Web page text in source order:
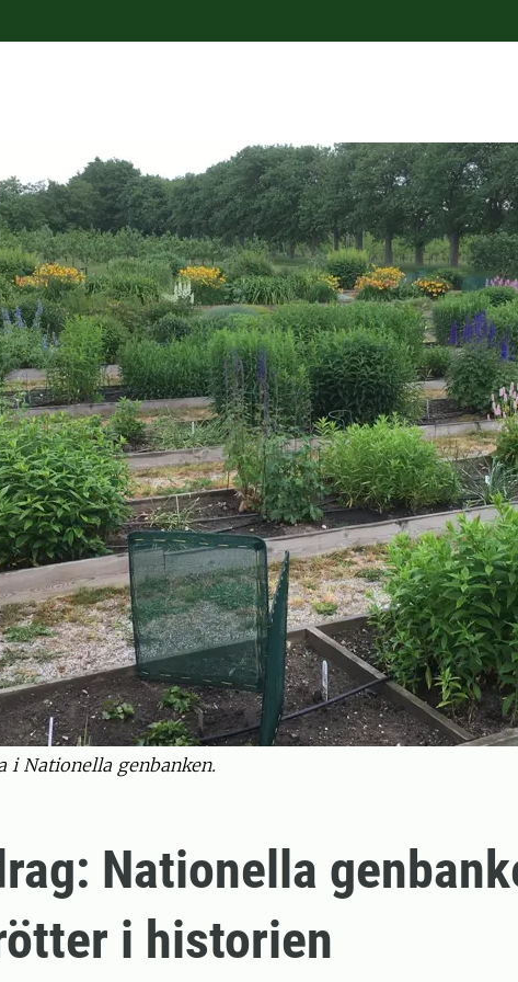
i Nationella genbanken.
Nationella
i historien